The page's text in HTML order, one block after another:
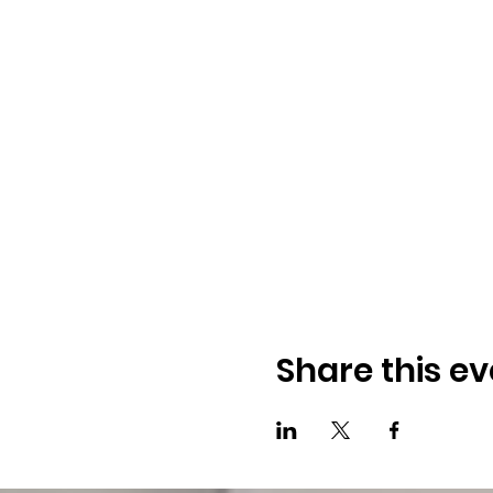
Share this